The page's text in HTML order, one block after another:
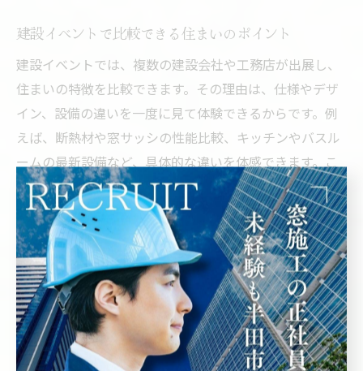
建設イベントで比較できる住まいのポイント
建設イベントでは、複数の建設会社や工務店が出展し、
住まいの特徴を比較できます。その理由は、仕様やデザ
イン、設備の違いを一度に見て体験できるからです。例
えば、断熱材や窓サッシの性能比較、キッチンやバスル
ームの最新設備など、具体的な違いを体感できます。こ
れにより、自分たちに必要な機能やデザインを明確に
し、納得のいく住まい選びが可能です。比較体験を通じ
て、最適な住まいを見つける手助けとなります。
建設の専門家と直接相談できる貴重な機会
建設イベントでは、建設の専門家やスタッフと直接相談
できるのが大きな特徴です。理由は、疑問点や不安をそ
の場で解消でき、具体的なアドバイスを得られるためで